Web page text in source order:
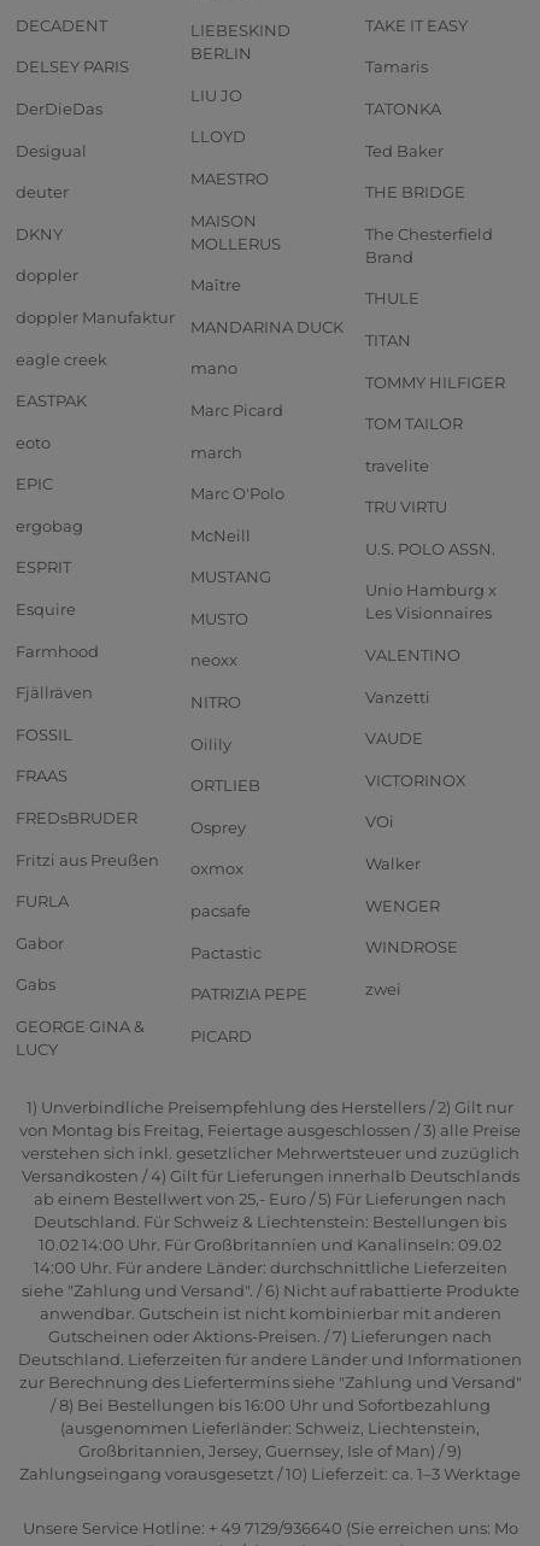
DECADENT
DELSEY PARIS
DerDieDas
Desigual
deuter
DKNY
doppler
doppler Manufaktur
eagle creek
EASTPAK
eoto
EPIC
ergobag
ESPRIT
Esquire
Farmhood
Fjällräven
FOSSIL
FRAAS
FREDsBRUDER
Fritzi aus Preußen
FURLA
Gabor
Gabs
GEORGE GINA &
LUCY
LIEBESKIND
BERLIN
LIU JO
LLOYD
MAESTRO
MAISON
MOLLERUS
Maître
MANDARINA DUCK
mano
Marc Picard
march
Marc O'Polo
McNeill
MUSTANG
MUSTO
neoxx
NITRO
Oilily
ORTLIEB
Osprey
oxmox
pacsafe
Pactastic
PATRIZIA PEPE
PICARD
TAKE IT EASY
Tamaris
TATONKA
Ted Baker
THE BRIDGE
The Chesterfield
Brand
THULE
TITAN
TOMMY HILFIGER
TOM TAILOR
travelite
TRU VIRTU
U.S. POLO ASSN.
Unio Hamburg x
Les Visionnaires
VALENTINO
Vanzetti
VAUDE
VICTORINOX
VOi
Walker
WENGER
WINDROSE
zwei
1) Unverbindliche Preisempfehlung des Herstellers / 2) Gilt nur
von Montag bis Freitag, Feiertage ausgeschlossen / 3) alle Preise
verstehen sich inkl. gesetzlicher Mehrwertsteuer und zuzüglich
Versandkosten / 4) Gilt für Lieferungen innerhalb Deutschlands
ab einem Bestellwert von 25,- Euro / 5) Für Lieferungen nach
Deutschland. Für Schweiz & Liechtenstein: Bestellungen bis
10.02 14:00 Uhr. Für Großbritannien und Kanalinseln: 09.02
14:00 Uhr. Für andere Länder: durchschnittliche Lieferzeiten
siehe "Zahlung und Versand". / 6) Nicht auf rabattierte Produkte
anwendbar. Gutschein ist nicht kombinierbar mit anderen
Gutscheinen oder Aktions-Preisen. / 7) Lieferungen nach
Deutschland. Lieferzeiten für andere Länder und Informationen
zur Berechnung des Liefertermins siehe "Zahlung und Versand"
/ 8) Bei Bestellungen bis 16:00 Uhr und Sofortbezahlung
(ausgenommen Lieferländer: Schweiz, Liechtenstein,
Großbritannien, Jersey, Guernsey, Isle of Man) / 9)
Zahlungseingang vorausgesetzt / 10) Lieferzeit: ca. 1–3 Werktage
Unsere Service Hotline: + 49 7129/936640 (Sie erreichen uns: Mo